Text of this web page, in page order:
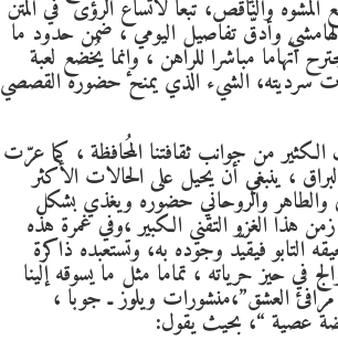
المشوّه والناقص، تبعا لاتساع الرؤى في المتن
وأدقّ تفاصيل اليومي ، ضمن حدود ما
اتّهاما مباشرا للراهن ، وإنما يُخضع لعبة
سرديته، الشيء الذي يمنح حضوره القصصي
من جوانب ثقافتنا المُحافظة ، كما عرّت
، ينبغي أن يحيل على الحالات الأكثر
والطاهر والروحاني حضوره ويغذي بشكل
هذا الغزو التقني الكبير ،وفي غمرة هذه
التابو فيقيّد وجوده به، وتستعبده ذاكرة
حيز حرياته ، تماما مثل ما يسوقه إلينا
العشق”،منشورات ويلوز ـ جوبا ،